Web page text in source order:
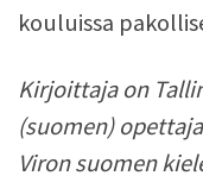
kouluissa
Kirjoittaja on
(suomen)
Viron suomen